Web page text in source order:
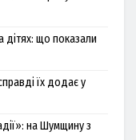
дітях: що показали
їх додає у
на Шумщину з